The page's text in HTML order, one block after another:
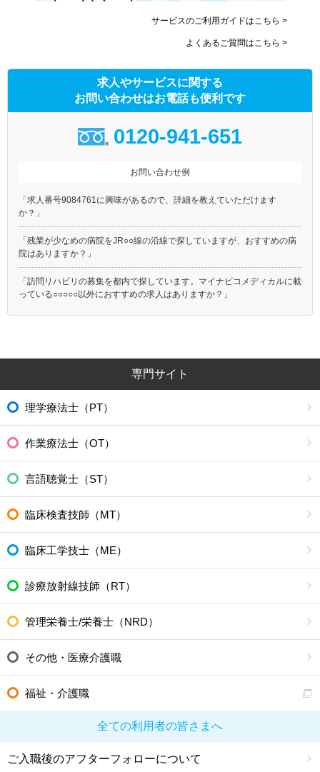
サービスのご利用ガイドはこちら >
よくあるご質問はこちら >
求人やサービスに関する
お問い合わせはお電話も便利です
0120-941-651
お問い合わせ例
「求人番号9084761に興味があるので、詳細を教えていただけます
か？」
「残業が少なめの病院をJR○○線の沿線で探していますが、おすすめの病
院はありますか？」
「訪問リハビリの募集を都内で探しています。マイナビコメディカルに載
っている○○○○○以外におすすめの求人はありますか？」
専門サイト
理学療法士（PT）
作業療法士（OT）
言語聴覚士（ST）
臨床検査技師（MT）
臨床工学技士（ME）
診療放射線技師（RT）
管理栄養士/栄養士（NRD）
その他・医療介護職
福祉・介護職
全ての利用者の皆さまへ
ご入職後のアフターフォローについて